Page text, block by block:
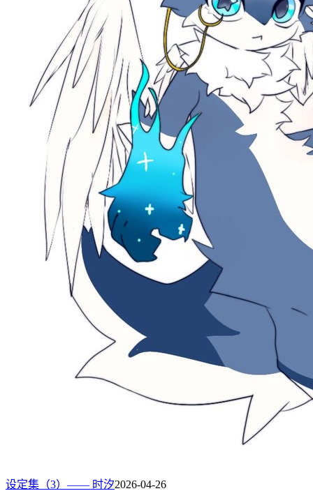
设定集（3）—— 时汐2026-04-26